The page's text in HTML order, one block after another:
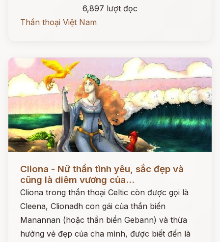
6,897 lượt đọc
Thần thoại Việt Nam
Cliona - Nữ thần tình yêu, sắc đẹp và
cũng là diêm vương của...
Cliona trong thần thoại Celtic còn được gọi là
Cleena, Clionadh con gái của thần biển
Manannan (hoặc thần biển Gebann) và thừa
hưởng vẻ đẹp của cha mình, được biết đến là